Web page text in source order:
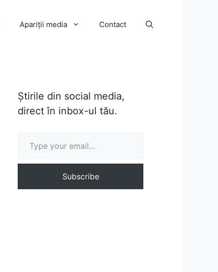
Apariții media Contact
Știrile din social media,
direct în inbox-ul tău.
Subscribe